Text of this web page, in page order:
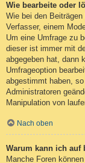
Wie bearbeite oder
Wie bei den
Verfasser, einem
Um eine Umfrage zu
dieser ist immer mit
abgegeben hat, dann
Umfrageoption
abgestimmt haben,
Administratoren
Manipulation von
Nach oben
Warum kann ich auf
Manche Foren